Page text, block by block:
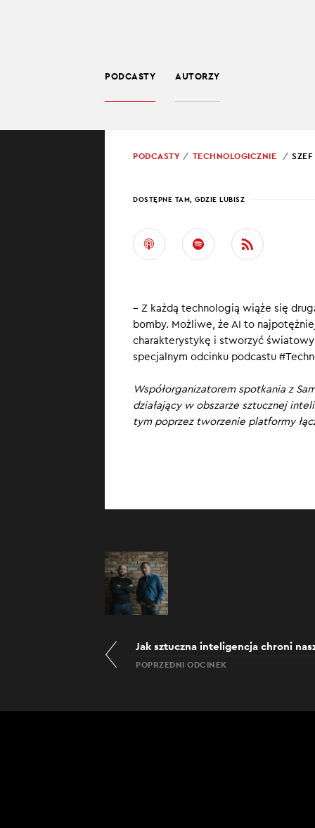
PODCASTY AUTORZY
PROWADZĄCY:
Sam Altman,
Jego firma
przyszłości,
zawody
wiedzy i
PODCASTY
TECHNOLOGICZNIE
DOSTĘPNE TAM, GDZIE LUBISZ
– Z każdą technologią wiąże się
bomby. Możliwe, że AI to
charakterystykę i stworzyć światowy
specjalnym odcinku podcastu
Współorganizatorem spotkania z
działający w obszarze sztucznej
tym poprzez tworzenie platformy
Jak sztuczna inteligencja chroni
POPRZEDNI ODCINEK